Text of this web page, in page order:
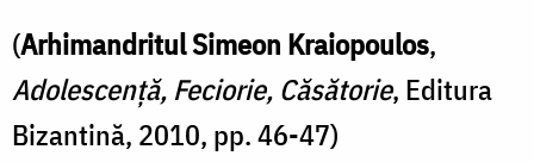
(Arhimandritul Simeon Kraiopoulos,
Adolescenţă, Feciorie, Căsătorie, Editura
Bizantină, 2010, pp. 46-47)